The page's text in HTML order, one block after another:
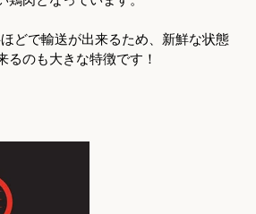
どで輸送が出来るため、新鮮な状態
るのも大きな特徴です！